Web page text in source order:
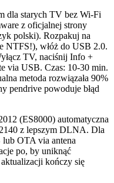
dla starych TV bez Wi-Fi
z oficjalnej strony
polski). Rozpakuj na
NTFS!), włóż do USB 2.0.
TV, naciśnij Info +
via USB. Czas: 10-30 min.
metoda rozwiązała 90%
pendrive powoduje błąd
(ES8000) automatyczna
z lepszym DLNA. Dla
OTA via antena
po, by uniknąć
kończy się